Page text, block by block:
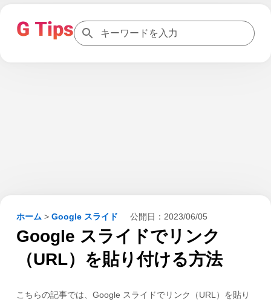
ホーム > Google スライド 公開日： 2023/06/05
Google スライドでリンク
（URL）を貼り付ける方法
こちらの記事では、Google スライドでリンク（URL）を貼り